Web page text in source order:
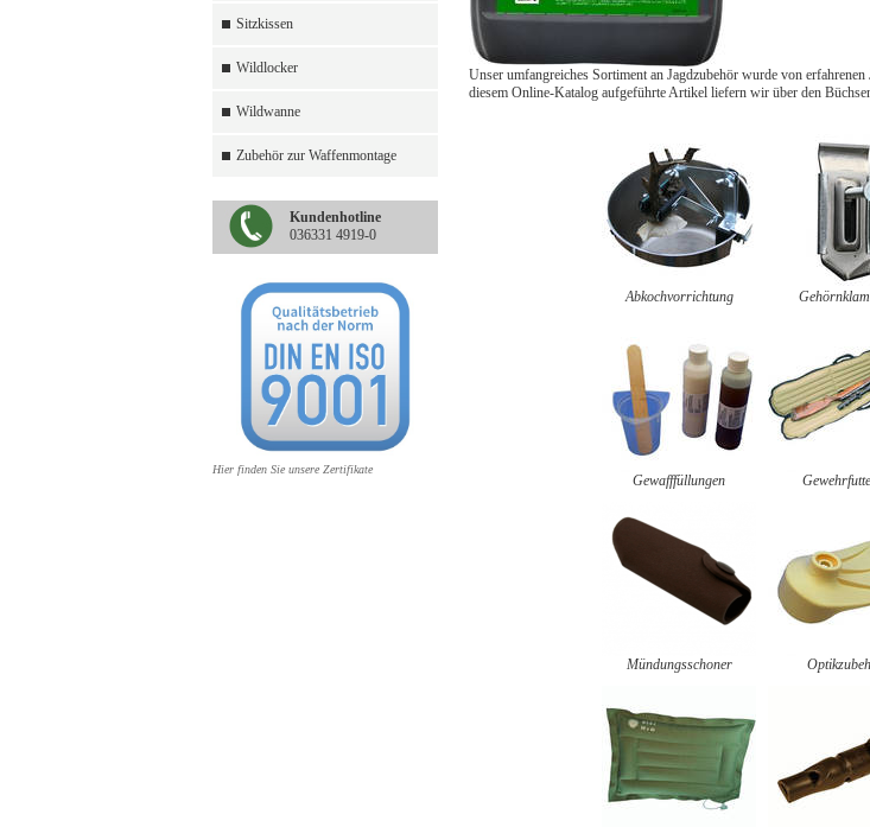
Sitzkissen
Wildlocker
Wildwanne
Zubehör zur Waffenmontage
Kundenhotline
036331 4919-0
Hier finden Sie unsere Zertifikate
Unser umfangreiches Sortiment an Jagdzubehör wurde von
diesem Online-Katalog aufgeführte Artikel liefern wir über den
Abkochvorrichtung
Gewafffüllungen
Mündungsschoner